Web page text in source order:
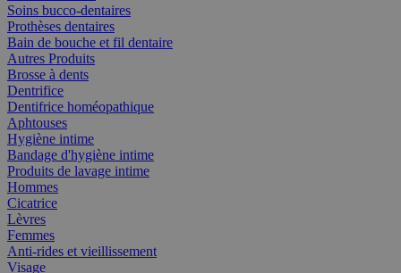
Soins bucco-dentaires
Prothèses dentaires
Bain de bouche et fil dentaire
Autres Produits
Brosse à dents
Dentrifice
Dentifrice homéopathique
Aphtouses
Hygiène intime
Bandage d'hygiène intime
Produits de lavage intime
Hommes
Cicatrice
Lèvres
Femmes
Anti-rides et vieillissement
Visage